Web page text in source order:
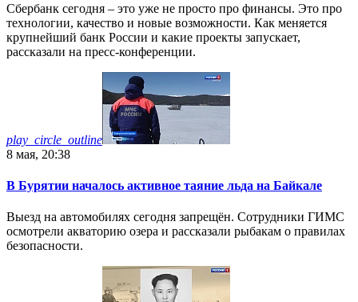
Сбербанк сегодня – это уже не просто про финансы. Это про
технологии, качество и новые возможности. Как меняется
крупнейший банк России и какие проекты запускает,
рассказали на пресс-конференции.
play_circle_outline
8 мая, 20:38
В Бурятии началось активное таяние льда на Байкале
Выезд на автомобилях сегодня запрещён. Сотрудники ГИМС
осмотрели акваторию озера и рассказали рыбакам о правилах
безопасности.